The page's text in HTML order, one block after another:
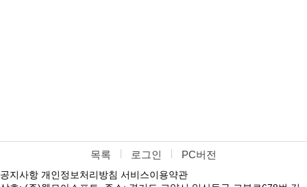
목록 로그인 PC버전
공지사항 개인정보처리방침 서비스이용약관